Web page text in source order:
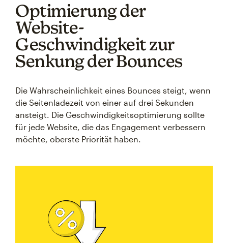
Optimierung der
Website-
Geschwindigkeit zur
Senkung der Bounces
Die Wahrscheinlichkeit eines Bounces steigt, wenn
die Seitenladezeit von einer auf drei Sekunden
ansteigt. Die Geschwindigkeitsoptimierung sollte
für jede Website, die das Engagement verbessern
möchte, oberste Priorität haben.